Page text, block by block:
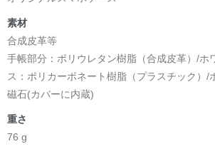
素材
合成皮革等
手帳部分：ポリウレタン樹脂（合成皮革）/ホ
ス：ポリカーボネート樹脂（プラスチック）/
磁石(カバーに内蔵)
重さ
76 g